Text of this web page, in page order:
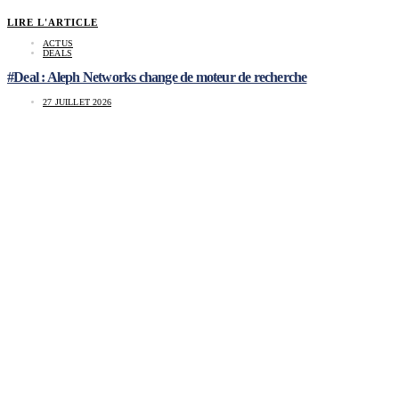
LIRE L'ARTICLE
ACTUS
DEALS
#Deal : Aleph Networks change de moteur de recherche
27 JUILLET 2026